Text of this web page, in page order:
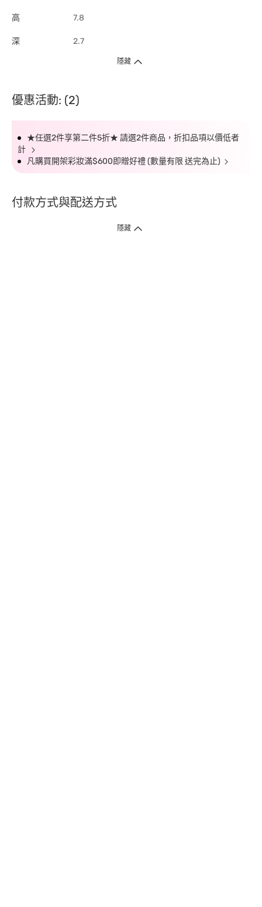
高 7.8
深 2.7
隱藏
優惠活動: (2)
★任選2件享第二件5折★ 請選2件商品，折扣品項以價低者
計
凡購買開架彩妝滿$600即贈好禮 (數量有限 送完為止)
付款方式與配送方式
隱藏